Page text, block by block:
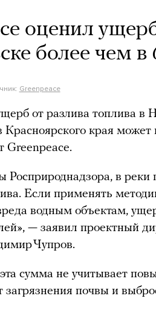
оценил
более чем
Greenpeace
от разлива топлива в
Красноярского края
Greenpeace.
Росприроднадзора, в реки
Если применять
водным объектам,
— заявил проектный
Чупров.
сумма не учитывает
загрязнения почвы и